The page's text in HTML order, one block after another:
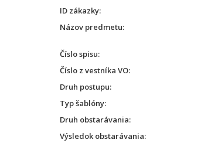
ID zákazky
Názov predmetu
Číslo spisu
Číslo z vestníka VO
Druh postupu
Typ šablóny
Druh obstarávania
Výsledok obstarávania